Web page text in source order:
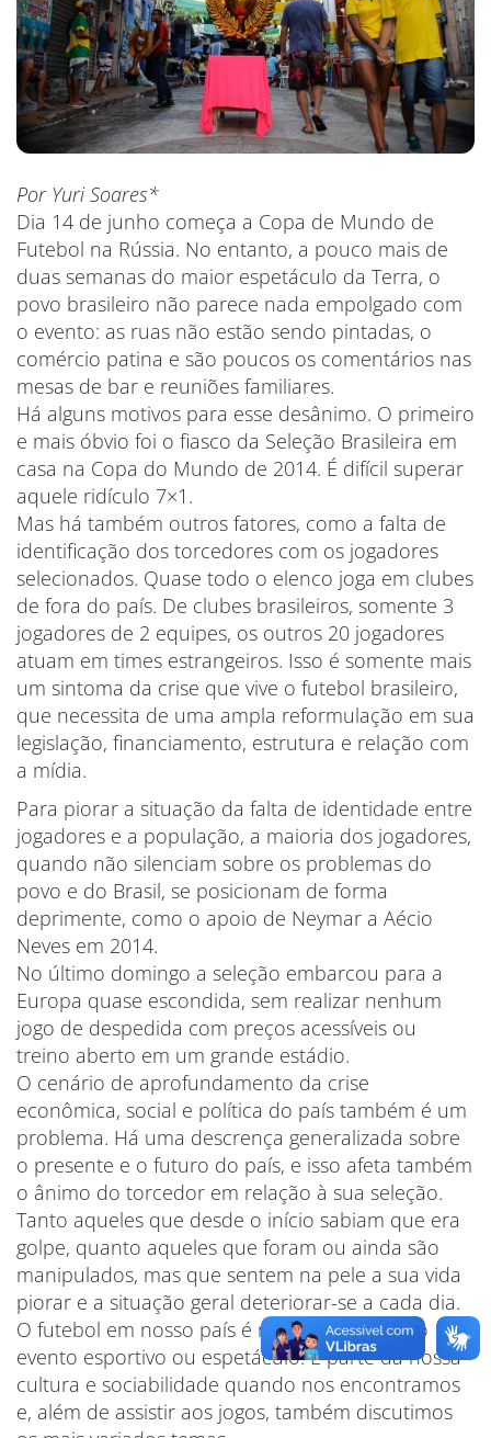
Por Yuri Soares*
Dia 14 de junho começa a Copa de Mundo de
Futebol na Rússia. No entanto, a pouco mais de
duas semanas do maior espetáculo da Terra, o
povo brasileiro não parece nada empolgado com
o evento: as ruas não estão sendo pintadas, o
comércio patina e são poucos os comentários nas
mesas de bar e reuniões familiares.
Há alguns motivos para esse desânimo. O primeiro
e mais óbvio foi o fiasco da Seleção Brasileira em
casa na Copa do Mundo de 2014. É difícil superar
aquele ridículo 7×1.
Mas há também outros fatores, como a falta de
identificação dos torcedores com os jogadores
selecionados. Quase todo o elenco joga em clubes
de fora do país. De clubes brasileiros, somente 3
jogadores de 2 equipes, os outros 20 jogadores
atuam em times estrangeiros. Isso é somente mais
um sintoma da crise que vive o futebol brasileiro,
que necessita de uma ampla reformulação em sua
legislação, financiamento, estrutura e relação com
a mídia.
Para piorar a situação da falta de identidade entre
jogadores e a população, a maioria dos jogadores,
quando não silenciam sobre os problemas do
povo e do Brasil, se posicionam de forma
deprimente, como o apoio de Neymar a Aécio
Neves em 2014.
No último domingo a seleção embarcou para a
Europa quase escondida, sem realizar nenhum
jogo de despedida com preços acessíveis ou
treino aberto em um grande estádio.
O cenário de aprofundamento da crise
econômica, social e política do país também é um
problema. Há uma descrença generalizada sobre
o presente e o futuro do país, e isso afeta também
o ânimo do torcedor em relação à sua seleção.
Tanto aqueles que desde o início sabiam que era
golpe, quanto aqueles que foram ou ainda são
manipulados, mas que sentem na pele a sua vida
piorar e a situação geral deteriorar-se a cada dia.
O futebol em nosso país é mais que um mero
evento esportivo ou espetáculo. É parte da nossa
cultura e sociabilidade quando nos encontramos
e, além de assistir aos jogos, também discutimos